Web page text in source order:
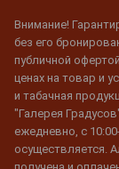
Внимание!
без его
публичной
ценах на товар и
и табачная
"Галерея
ежедневно, с
осуществляется.